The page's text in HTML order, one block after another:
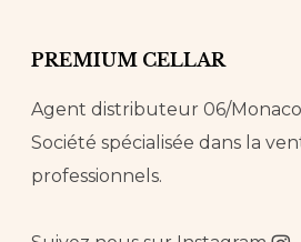
PREMIUM CELLAR
Agent distributeur 06/
Société spécialisée dans la
professionnels.